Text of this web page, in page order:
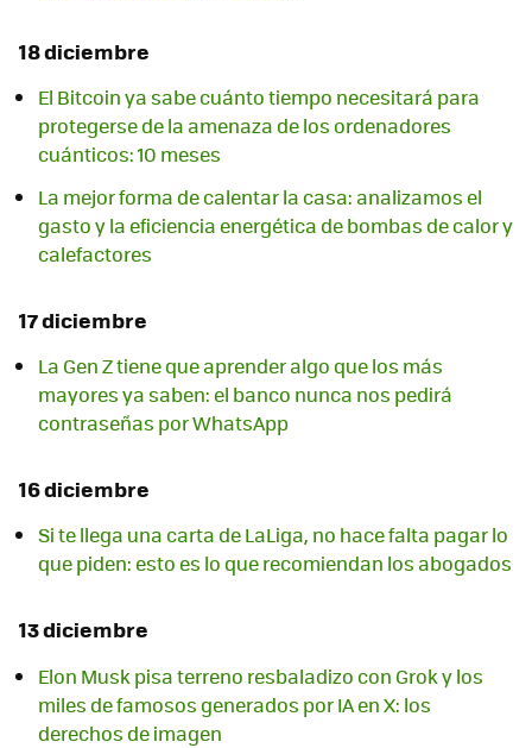
18 diciembre
El Bitcoin ya sabe cuánto tiempo necesitará para
protegerse de la amenaza de los ordenadores
cuánticos: 10 meses
La mejor forma de calentar la casa: analizamos el
gasto y la eficiencia energética de bombas de calor y
calefactores
17 diciembre
La Gen Z tiene que aprender algo que los más
mayores ya saben: el banco nunca nos pedirá
contraseñas por WhatsApp
16 diciembre
Si te llega una carta de LaLiga, no hace falta pagar lo
que piden: esto es lo que recomiendan los abogados
13 diciembre
Elon Musk pisa terreno resbaladizo con Grok y los
miles de famosos generados por IA en X: los
derechos de imagen